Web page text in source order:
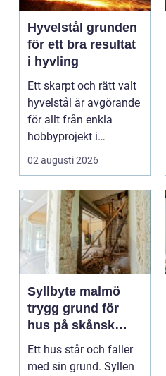
Hyvelstål grunden
för ett bra resultat
i hyvling
Ett skarpt och rätt valt
hyvelstål är avgörande
för allt från enkla
hobbyprojekt i
verkstaden till k...
02 augusti 2026
Syllbyte malmö
trygg grund för
hus på skånsk
mark
Ett hus står och faller
med sin grund. Syllen